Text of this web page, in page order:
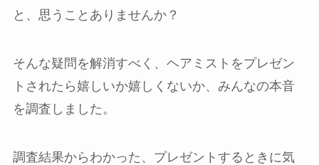
と、思うことありませんか？
そんな疑問を解消すべく、ヘアミストをプレゼン
トされたら嬉しいか嬉しくないか、みんなの本音
を調査しました。
調査結果からわかった、プレゼントするときに気